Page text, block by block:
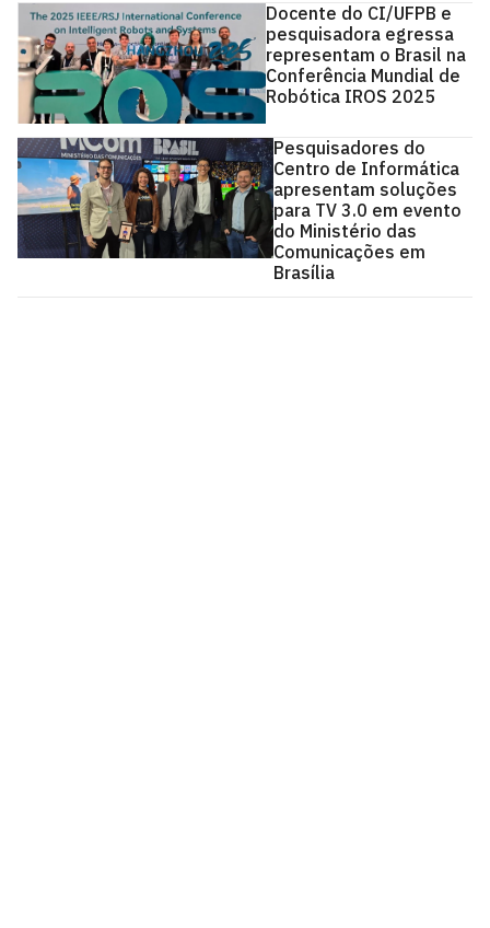
Docente do CI/UFPB e
pesquisadora egressa
representam o Brasil na
Conferência Mundial de
Robótica IROS 2025
Pesquisadores do
Centro de Informática
apresentam soluções
para TV 3.0 em evento
do Ministério das
Comunicações em
Brasília